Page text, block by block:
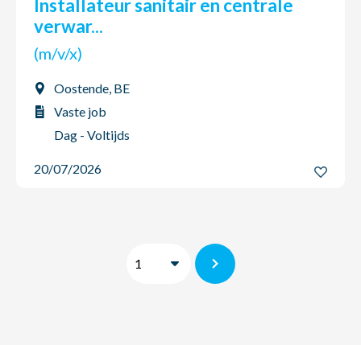
Installateur sanitair en centrale
verwar...
(m/v/x)
Oostende, BE
Vaste job
Dag - Voltijds
20/07/2026